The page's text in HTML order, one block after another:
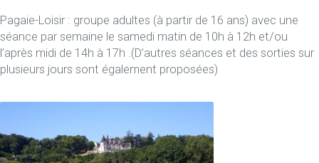
Pagaie-Loisir : groupe adultes (à partir de 16 ans) avec une
séance par semaine le samedi matin de 10h à 12h et/ou
l’après midi de 14h à 17h .(D’autres séances et des sorties sur
plusieurs jours sont également proposées)